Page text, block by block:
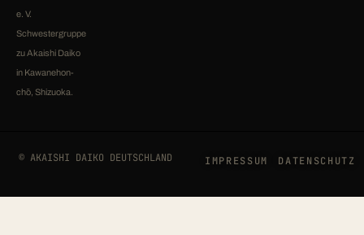
e. V.
Schwestergruppe
zu Akaishi Daiko
in Kawanehon-
chō, Shizuoka.
© AKAISHI DAIKO DEUTSCHLAND DATENSCHUTZ
IMPRESSUM